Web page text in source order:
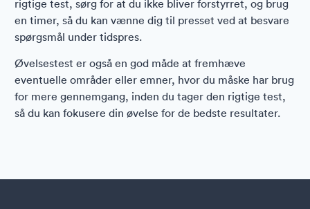
rigtige test, sørg for at du ikke bliver forstyrret, og brug
en timer, så du kan vænne dig til presset ved at besvare
spørgsmål under tidspres.
Øvelsestest er også en god måde at fremhæve
eventuelle områder eller emner, hvor du måske har brug
for mere gennemgang, inden du tager den rigtige test,
så du kan fokusere din øvelse for de bedste resultater.